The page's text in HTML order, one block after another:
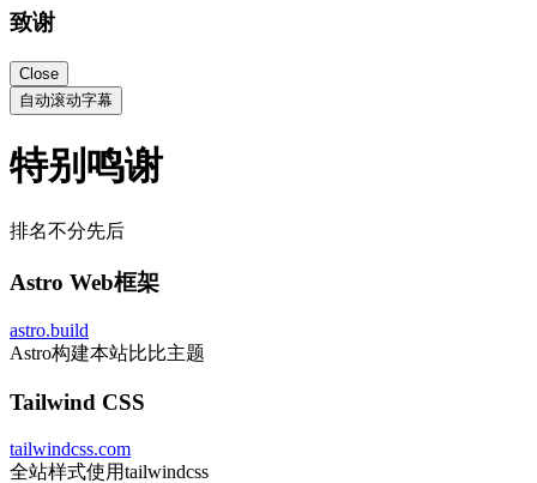
致谢
Close
自动滚动字幕
特别鸣谢
排名不分先后
Astro Web框架
astro.build
Astro构建本站比比主题
Tailwind CSS
tailwindcss.com
全站样式使用tailwindcss